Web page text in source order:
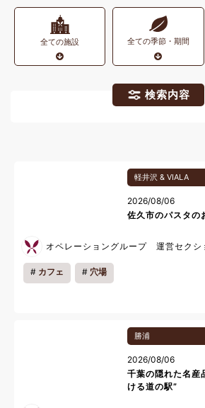
全ての施設 全ての季節・期間
検索内容
軽井沢 & VIALA
2026/08/06
佐久市のパスタの
オペレーショングループ 運営セク
カフェ 穴場
勝浦
2026/08/06
千葉の隠れた名産
ける道の駅”